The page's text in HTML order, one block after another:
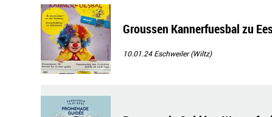
Groussen Kannerfuesbal zu
10.01.24Eschweiler (Wiltz)